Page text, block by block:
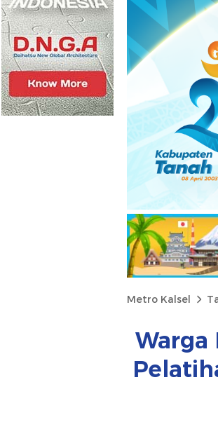
Metro Kalsel
Warga